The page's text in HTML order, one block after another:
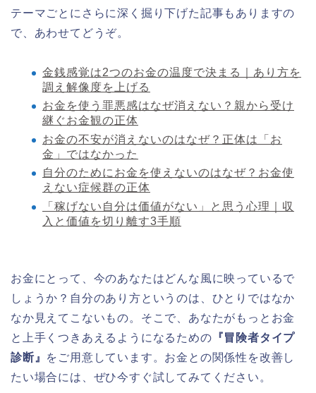
テーマごとにさらに深く掘り下げた記事もありますの
で、あわせてどうぞ。
金銭感覚は2つのお金の温度で決まる｜あり方を
調え解像度を上げる
お金を使う罪悪感はなぜ消えない？親から受け
継ぐお金観の正体
お金の不安が消えないのはなぜ？正体は「お
金」ではなかった
自分のためにお金を使えないのはなぜ？お金使
えない症候群の正体
「稼げない自分は価値がない」と思う心理｜収
入と価値を切り離す3手順
お金にとって、今のあなたはどんな風に映っているで
しょうか？自分のあり方というのは、ひとりではなか
なか見えてこないもの。そこで、あなたがもっとお金
と上手くつきあえるようになるための 『冒険者タイプ
診断』 をご用意しています。お金との関係性を改善し
たい場合には、ぜひ今すぐ試してみてください。